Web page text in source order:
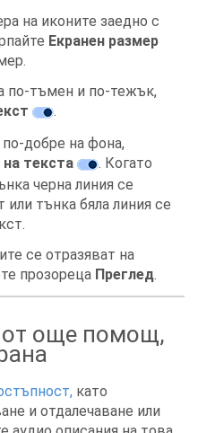
на иконите заедно с
Екранен размер
по-тъмен и по-тежък,
.
добре на фона,
текста
. Когато
черна линия се
или тънка бяла линия се
се отразяват на
прозореца Преглед.
още помощ,
като
и отдалечаване или